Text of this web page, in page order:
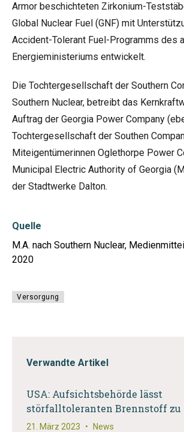
Armor beschichteten Zirkonium-
Global Nuclear Fuel (GNF) mit
Accident-Tolerant Fuel-Programms des
Energieministeriums entwickelt.
Die Tochtergesellschaft der Southern
Southern Nuclear, betreibt das
Auftrag der Georgia Power Company
Tochtergesellschaft der Southen
Miteigentümerinnen Oglethorpe Power
Municipal Electric Authority of Georgia
der Stadtwerke Dalton.
Quelle
M.A. nach Southern Nuclear,
2020
Versorgung
Verwandte Artikel
USA: Aufsichtsbehörde lässt
störfalltoleranten Brennstoff zu
21. März 2023 • News